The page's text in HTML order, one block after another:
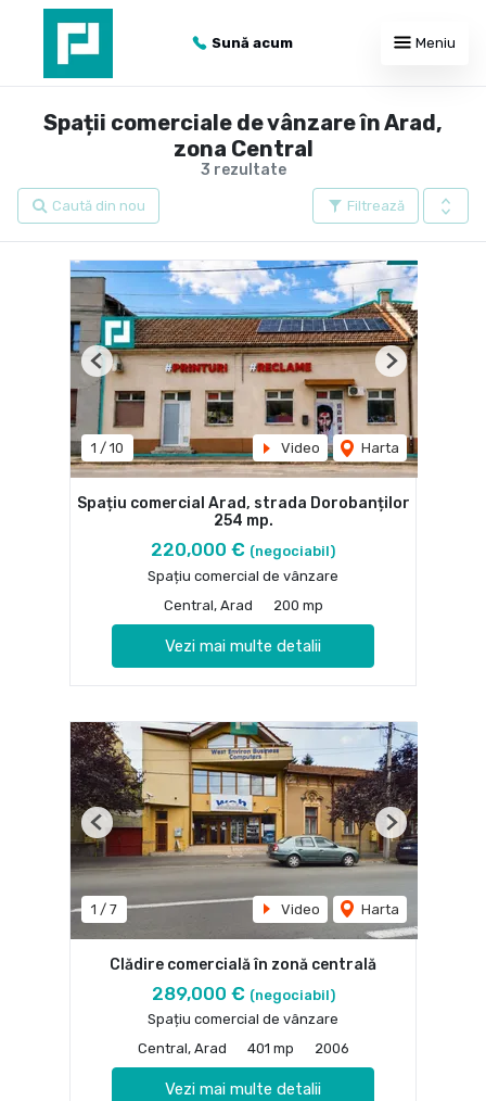
Sună acum Meniu
3 rezultate
Spații comerciale de vânzare în Arad,
zona Central
Filtrează
Caută din nou
1 / 10 Video Harta
Previous Next
Spațiu comercial Arad, strada Dorobanților
254 mp.
220,000 € (negociabil)
Spațiu comercial de vânzare
Central, Arad
200 mp
Vezi mai multe detalii
1 / 7 Video Harta
Previous Next
Clădire comercială în zonă centrală
289,000 € (negociabil)
Spațiu comercial de vânzare
Central, Arad
401 mp 2006
Vezi mai multe detalii